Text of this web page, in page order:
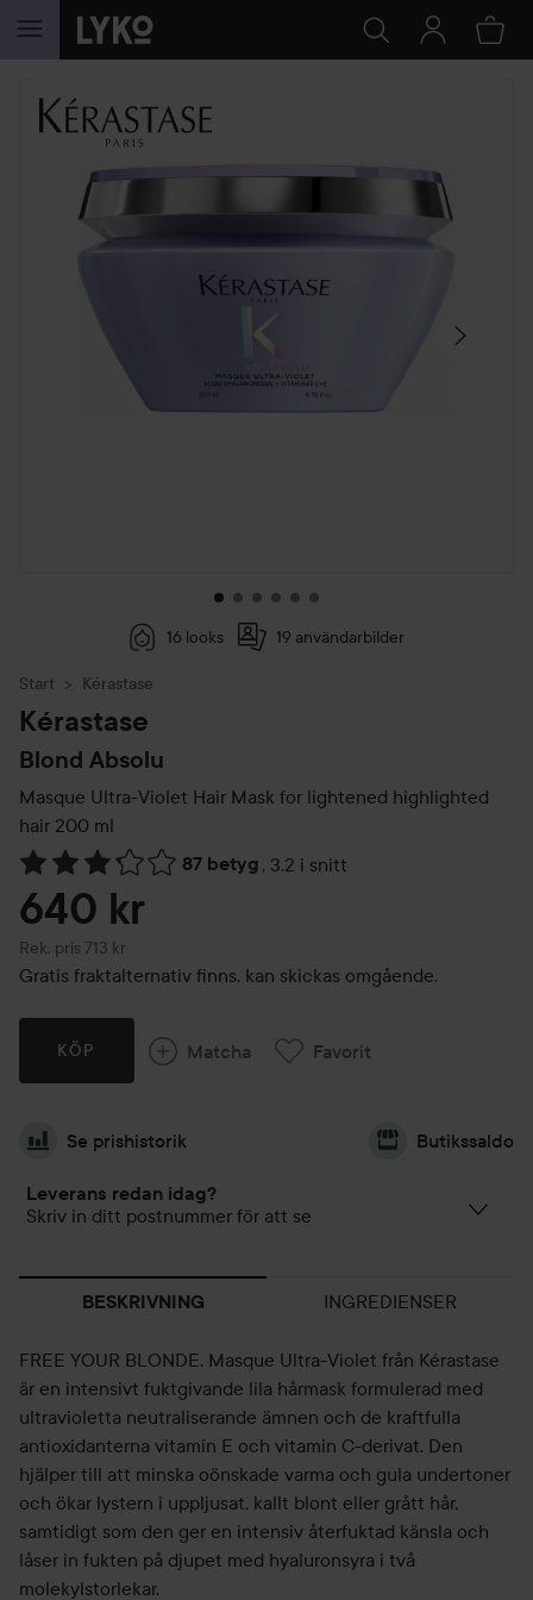
HOPPA TILL INNEHÅLLET
HOPPA ÖVER SEKTIONEN
16 looks 19 användarbilder
Start Kérastase
Kérastase
Blond Absolu
Masque Ultra-Violet Hair Mask for lightened highlighted
hair 200 ml
87 betyg , 3.2 i snitt
Hoppa till Betyg & kommentarer
640 kr
Rek. pris 713 kr
Rekommenderat pris 713 kr
Gratis fraktalternativ finns, kan skickas omgående.
KÖP Matcha Favorit
Se prishistorik Butikssaldo
Leverans redan idag?
Skriv in ditt postnummer för att se
BESKRIVNING INGREDIENSER
FREE YOUR BLONDE. Masque Ultra-Violet från Kérastase
är en intensivt fuktgivande lila hårmask formulerad med
ultravioletta neutraliserande ämnen och de kraftfulla
antioxidanterna vitamin E och vitamin C-derivat. Den
hjälper till att minska oönskade varma och gula undertoner
och ökar lystern i uppljusat, kallt blont eller grått hår,
samtidigt som den ger en intensiv återfuktad känsla och
låser in fukten på djupet med hyaluronsyra i två
molekylstorlekar.